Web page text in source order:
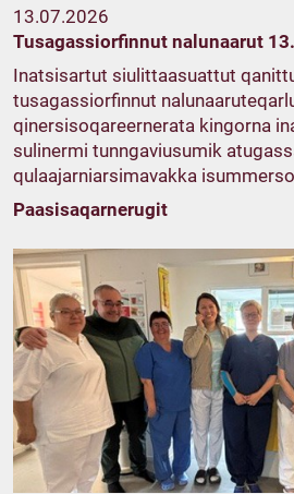
13.07.2026
Tusagassiorfinnut nalunaarut
Inatsisartut siulittaasuattut
tusagassiorfinnut
qinersisoqareernerata kingorna
sulinermi tunngaviusumik
qulaajarniarsimavakka
Paasisaqarnerugit